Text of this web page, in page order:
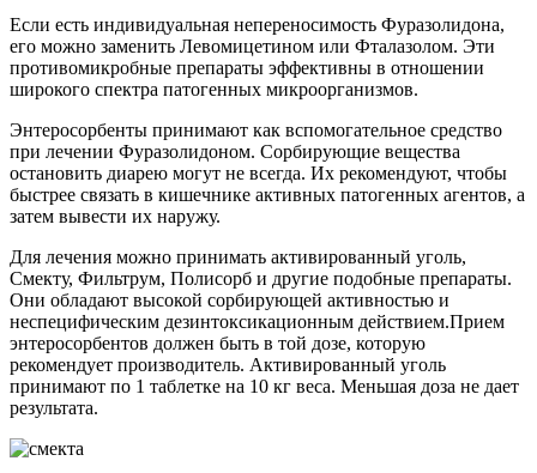
Если есть индивидуальная непереносимость Фуразолидона,
его можно заменить Левомицетином или Фталазолом. Эти
противомикробные препараты эффективны в отношении
широкого спектра патогенных микроорганизмов.
Энтеросорбенты принимают как вспомогательное средство
при лечении Фуразолидоном. Сорбирующие вещества
остановить диарею могут не всегда. Их рекомендуют, чтобы
быстрее связать в кишечнике активных патогенных агентов, а
затем вывести их наружу.
Для лечения можно принимать активированный уголь,
Смекту, Фильтрум, Полисорб и другие подобные препараты.
Они обладают высокой сорбирующей активностью и
неспецифическим дезинтоксикационным действием.Прием
энтеросорбентов должен быть в той дозе, которую
рекомендует производитель. Активированный уголь
принимают по 1 таблетке на 10 кг веса. Меньшая доза не дает
результата.